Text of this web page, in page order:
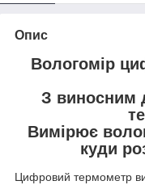
Опис
Вологомір
З виносним
Вимірює
куди
Цифровий термометр